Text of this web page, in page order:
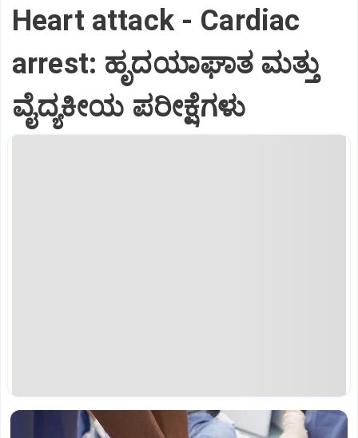
Heart attack - Cardiac
arrest: ಹೃದಯಾಘಾತ ಮತ್ತು
ವೈದ್ಯಕೀಯ ಪರೀಕ್ಷೆಗಳು